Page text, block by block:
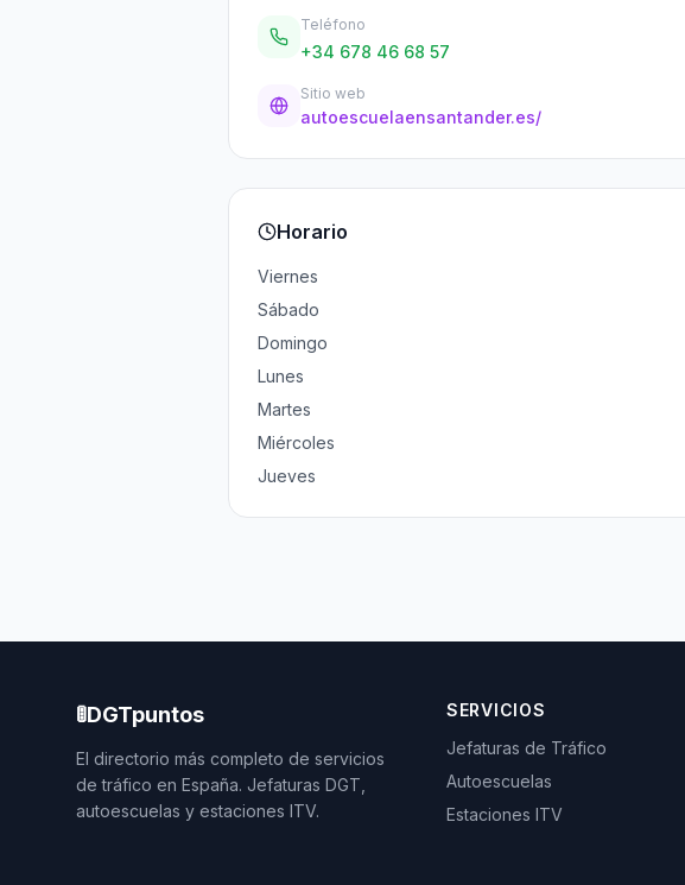
Teléfono
+34 678 46 68 57
Sitio web
autoescuelaensantander.es/
Horario
Viernes
Sábado
Domingo
Lunes
Martes
Miércoles
Jueves
🚦DGTpuntos
El directorio más completo de servicios
de tráfico en España. Jefaturas DGT,
autoescuelas y estaciones ITV.
SERVICIOS
Jefaturas de Tráfico
Autoescuelas
Estaciones ITV